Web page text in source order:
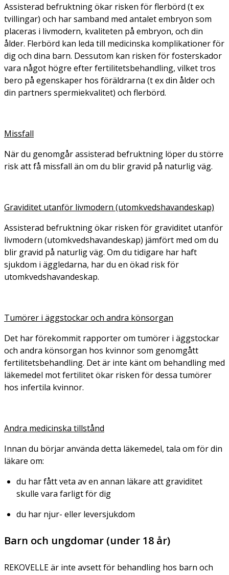
Assisterad befruktning ökar risken för flerbörd (t ex
tvillingar) och har samband med antalet embryon som
placeras i livmodern, kvaliteten på embryon, och din
ålder. Flerbörd kan leda till medicinska komplikationer för
dig och dina barn. Dessutom kan risken för fosterskador
vara något högre efter fertilitetsbehandling, vilket tros
bero på egenskaper hos föräldrarna (t ex din ålder och
din partners spermiekvalitet) och flerbörd.
Missfall
När du genomgår assisterad befruktning löper du större
risk att få missfall än om du blir gravid på naturlig väg.
Graviditet utanför livmodern (utomkvedshavandeskap)
Assisterad befruktning ökar risken för graviditet utanför
livmodern (utomkvedshavandeskap) jämfört med om du
blir gravid på naturlig väg. Om du tidigare har haft
sjukdom i äggledarna, har du en ökad risk för
utomkvedshavandeskap.
Tumörer i äggstockar och andra könsorgan
Det har förekommit rapporter om tumörer i äggstockar
och andra könsorgan hos kvinnor som genomgått
fertilitetsbehandling. Det är inte känt om behandling med
läkemedel mot fertilitet ökar risken för dessa tumörer
hos infertila kvinnor.
Andra medicinska tillstånd
Innan du börjar använda detta läkemedel, tala om för din
läkare om:
du har fått veta av en annan läkare att graviditet
skulle vara farligt för dig
du har njur- eller leversjukdom
Barn och ungdomar (under 18 år)
REKOVELLE är inte avsett för behandling hos barn och